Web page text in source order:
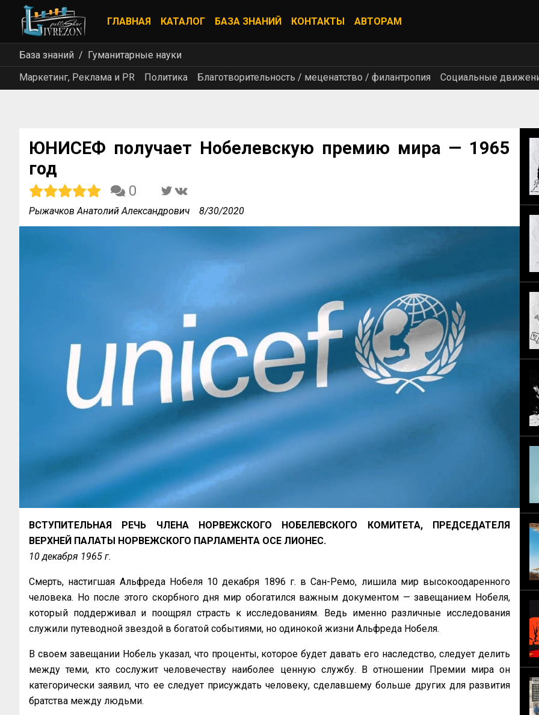
ГЛАВНАЯ КАТАЛОГ БАЗА ЗНАНИЙ КОНТАКТЫ АВТОРАМ
База знаний
Гуманитарные науки
Маркетинг, Реклама и PR
Политика Благотворительность / меценатство / филантропия Социальные
ЮНИСЕФ получает Нобелевскую премию мира — 1965
год
0
Рыжачков Анатолий Александрович 8/30/2020
ВСТУПИТЕЛЬНАЯ РЕЧЬ ЧЛЕНА НОРВЕЖСКОГО НОБЕЛЕВСКОГО КОМИТЕТА, ПРЕДСЕДАТЕЛЯ
ВЕРХНЕЙ ПАЛАТЫ НОРВЕЖСКОГО ПАРЛАМЕНТА ОСЕ ЛИОНЕС.
10 декабря 1965 г.
Смерть, настигшая Альфреда Нобеля 10 декабря 1896 г. в Сан-Ремо, лишила мир высокоодаренного
человека. Но после этого скорбного дня мир обогатился важным документом — завещанием Нобеля,
который поддерживал и поощрял страсть к исследованиям. Ведь именно различные исследования
служили путеводной звездой в богатой событиями, но одинокой жизни Альфреда Нобеля.
В своем завещании Нобель указал, что проценты, которое будет давать его наследство, следует делить
между теми, кто сослужит человечеству наиболее ценную службу. В отношении Премии мира он
категорически заявил, что ее следует присуждать человеку, сделавшему больше других для развития
братства между людьми.